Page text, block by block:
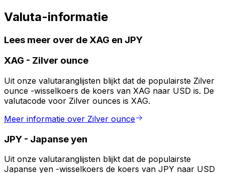
Valuta-informatie
Lees meer over de XAG en JPY
XAG - Zilver ounce
Uit onze valutaranglijsten blijkt dat de populairste Zilver
ounce -wisselkoers de koers van XAG naar USD is. De
valutacode voor Zilver ounces is XAG.
Meer informatie over Zilver ounce
JPY - Japanse yen
Uit onze valutaranglijsten blijkt dat de populairste
Japanse yen -wisselkoers de koers van JPY naar USD